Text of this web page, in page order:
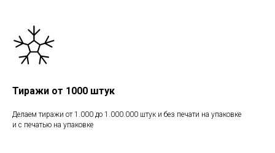
Тиражи от 1000 штук
Делаем тиражи от 1.000 до 1.000.000 штук и без печати на упаковке
и с печатью на упаковке